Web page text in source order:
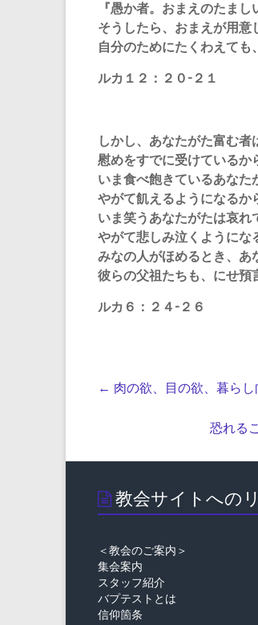
『愚か者。おまえのたま
そうしたら、おまえが用意
自分のためにたくわえても
ルカ１２：２０-２１
しかし、あなたがた富む者
慰めをすでに受けているか
いま食べ飽きているあなた
やがて飢えるようになるか
いま笑うあなたがたは哀れ
やがて悲しみ泣くようにな
みなの人がほめるとき、あ
彼らの父祖たちも、にせ預
ルカ６：２４-２６
← 肉の欲、目の欲、暮らし
恐れる
教会サイトへの
＜教会のご案内＞
集会案内
スタッフ紹介
バプテストとは
信仰箇条